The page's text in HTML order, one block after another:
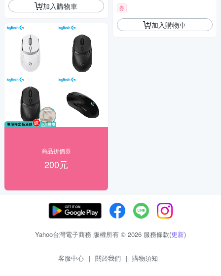
加入購物車
商品折價券
200元
券
加入購物車
Yahoo台灣電子商務 版權所有 © 2026 服務條款(更新)
客服中心 | 關於我們 | 購物須知